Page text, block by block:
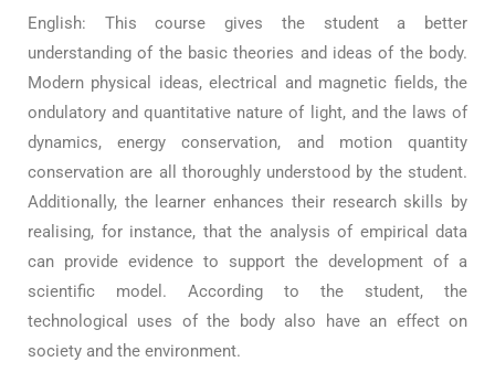
English: This course gives the student a better
understanding of the basic theories and ideas of the body.
Modern physical ideas, electrical and magnetic fields, the
ondulatory and quantitative nature of light, and the laws of
dynamics, energy conservation, and motion quantity
conservation are all thoroughly understood by the student.
Additionally, the learner enhances their research skills by
realising, for instance, that the analysis of empirical data
can provide evidence to support the development of a
scientific model. According to the student, the
technological uses of the body also have an effect on
society and the environment.